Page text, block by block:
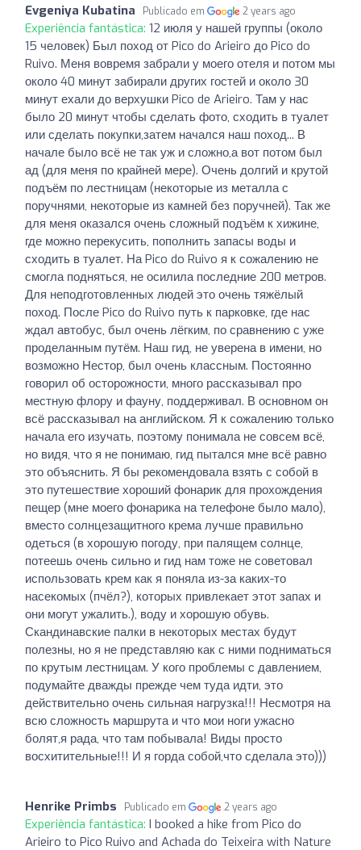
Evgeniya Kubatina Publicado em 2 years ago
Experiência fantástica: 12 июля у нашей группы (около
15 человек) Был поход от Pico do Arieiro до Pico do
Ruivo. Меня вовремя забрали у моего отеля и потом мы
около 40 минут забирали других гостей и около 30
минут ехали до верхушки Pico de Arieiro. Там у нас
было 20 минут чтобы сделать фото, сходить в туалет
или сделать покупки,затем начался наш поход... В
начале было всё не так уж и сложно,а вот потом был
ад (для меня по крайней мере). Очень долгий и крутой
подъём по лестницам (некоторые из металла с
поручнями, некоторые из камней без поручней). Так же
для меня оказался очень сложный подъём к хижине,
где можно перекусить, пополнить запасы воды и
сходить в туалет. На Pico do Ruivo я к сожалению не
смогла подняться, не осилила последние 200 метров.
Для неподготовленных людей это очень тяжёлый
поход. После Pico do Ruivo путь к парковке, где нас
ждал автобус, был очень лёгким, по сравнению с уже
проделанным путём. Наш гид, не уверена в имени, но
возможно Нестор, был очень классным. Постоянно
говорил об осторожности, много рассказывал про
местную флору и фауну, поддерживал. В основном он
всё рассказывал на английском. Я к сожалению только
начала его изучать, поэтому понимала не совсем всё,
но видя, что я не понимаю, гид пытался мне всё равно
это объяснить. Я бы рекомендовала взять с собой в
это путешествие хороший фонарик для прохождения
пещер (мне моего фонарика на телефоне было мало),
вместо солнцезащитного крема лучше правильно
одеться (в хорошую погоду, при палящем солнце,
потеешь очень сильно и гид нам тоже не советовал
использовать крем как я поняла из-за каких-то
насекомых (пчёл?), которых привлекает этот запах и
они могут ужалить.), воду и хорошую обувь.
Скандинавские палки в некоторых местах будут
полезны, но я не представляю как с ними подниматься
по крутым лестницам. У кого проблемы с давлением,
подумайте дважды прежде чем туда идти, это
действительно очень сильная нагрузка!!! Несмотря на
всю сложность маршрута и что мои ноги ужасно
болят,я рада, что там побывала! Виды просто
восхитительные!!! И я горда собой,что сделала это)))
Henrike Primbs Publicado em 2 years ago
Experiência fantástica: I booked a hike from Pico do
Arieiro to Pico Ruivo and Achada do Teixeira with Nature